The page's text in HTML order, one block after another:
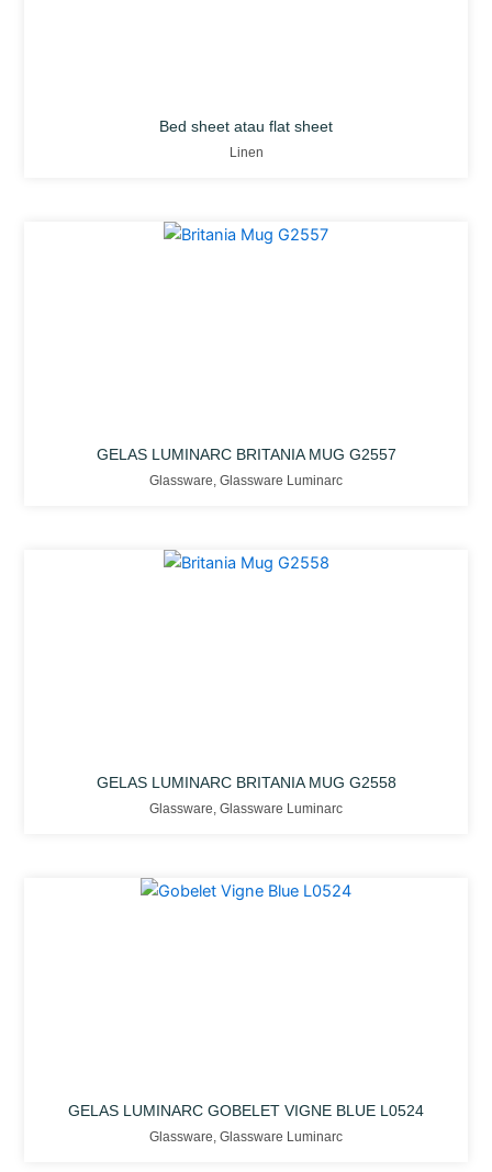
Bed sheet atau flat sheet
Linen
GELAS LUMINARC BRITANIA MUG G2557
Glassware Glassware Luminarc
GELAS LUMINARC BRITANIA MUG G2558
Glassware Glassware Luminarc
GELAS LUMINARC GOBELET VIGNE BLUE L0524
Glassware Glassware Luminarc